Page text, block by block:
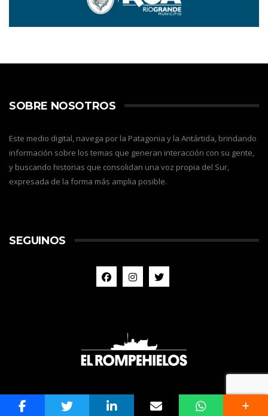
SOBRE NOSOTROS
Este medio digital, navega por la Patagonia y la Antártida, brindando
información sobre los temas que generan interacción con su gente,
y buscando historias que consolidan una voz propia del Sur,
expresada de la forma más amplia posible.
SEGUINOS